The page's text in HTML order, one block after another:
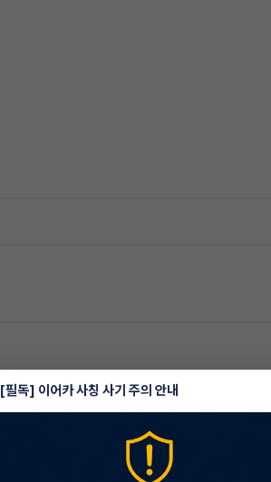
[필독] 이어카 사칭 사기 주의 안내